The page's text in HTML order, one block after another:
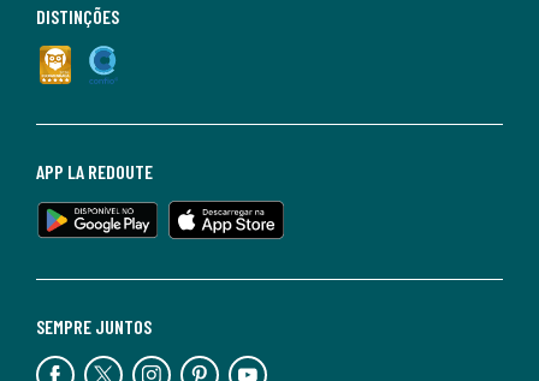
SEMPRE JUNTOS
APP LA REDOUTE
DISTINÇÕES